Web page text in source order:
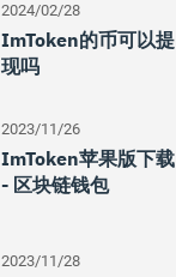
2024/02/28
ImToken的币可以提
现吗
2023/11/26
ImToken苹果版下载
- 区块链钱包
2023/11/28